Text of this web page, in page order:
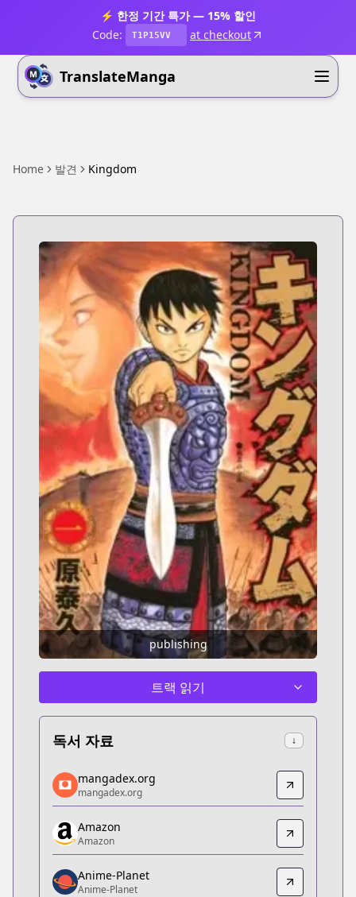
⚡ 한정 기간 특가 — 15% 할인
Code:
T1P15VV at checkout
TranslateManga
Home 발견 Kingdom
publishing
트랙 읽기
독서 자료 ↓
mangadex.org
mangadex.org
https://mangadex.org/title/077a3fed-1634-424f-
Amazon
Amazon
https://www.amazon.co.jp/dp/B07GX5ZWRX
Anime-Planet
mangadex.org
mangadex.org
Amazon
Amazon
Anime-Planet
Anime-Planet